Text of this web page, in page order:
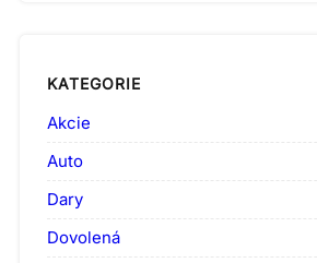
KATEGORIE
Akcie
Auto
Dary
Dovolená